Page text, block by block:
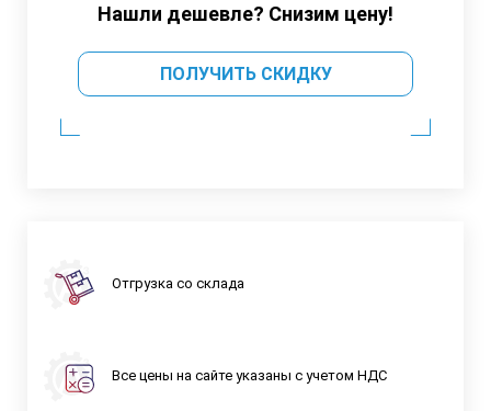
Нашли дешевле? Снизим цену!
ПОЛУЧИТЬ СКИДКУ
Отгрузка со склада
Все цены на сайте указаны с учетом НДС